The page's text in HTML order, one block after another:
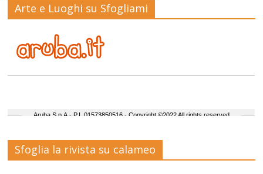
Arte e Luoghi su Sfogliami
Sfoglia la rivista su calameo